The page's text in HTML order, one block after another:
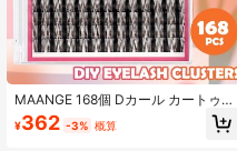
MAANGE 168個 Dカール カートゥー
ン フェアリー つけまつげ、8-16mm
カートゥーン つけまつげ、保湿スタ
¥362 -3% 概算